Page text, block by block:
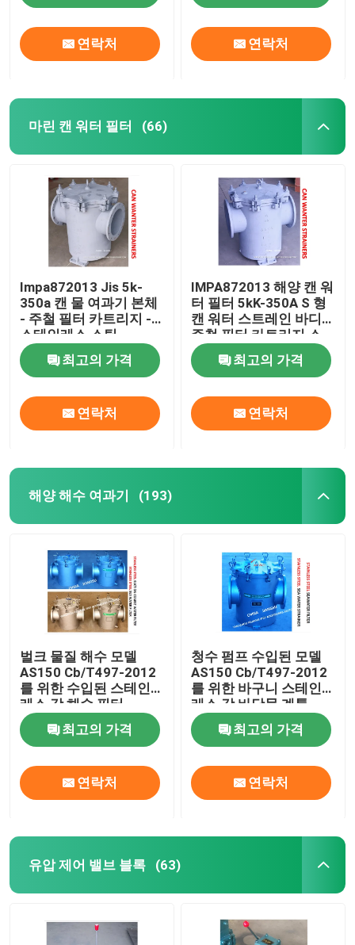
연락처 연락처
마린 캔 워터 필터 (66)
Impa872013 Jis 5k-
350a 캔 물 여과기 본체
- 주철 필터 카트리지 -
스테인레스 스틸
최고의 가격
연락처
IMPA872013 해양 캔 워
터 필터 5kK-350A S 형
캔 워터 스트레인 바디
주철 필터 카트리지 스
테인레스 스틸
최고의 가격
연락처
해양 해수 여과기 (193)
벌크 물질 해수 모델
AS150 Cb/T497-2012
를 위한 수입된 스테인
레스 강 해수 필터
최고의 가격
연락처
청수 펌프 수입된 모델
AS150 Cb/T497-2012
를 위한 바구니 스테인
레스 강 바닷물 계통
최고의 가격
연락처
유압 제어 밸브 블록 (63)